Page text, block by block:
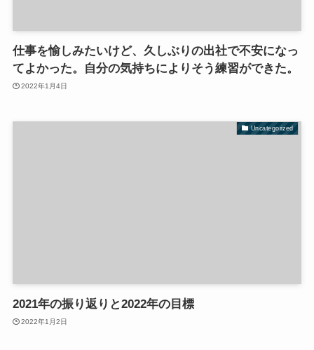
仕事を愉しみたいけど、久しぶりの出社で不安になっ
てよかった。自分の気持ちによりそう練習ができた。
2022年1月4日
Uncategorized
2021年の振り返りと2022年の目標
2022年1月2日